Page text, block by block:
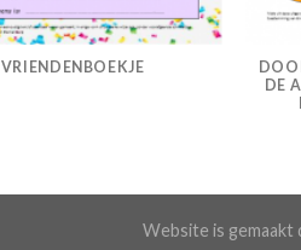
VRIENDENBOEKJE
DE
Website is gemaakt